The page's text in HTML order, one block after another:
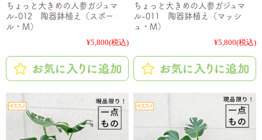
ちょっと大きめの人参ガジュマ
ル-012 陶器鉢植え（スポー
ル・M）
¥5,800(税込)
ちょっと大きめの人参ガジュマ
ル-011 陶器鉢植え（マッシ
ュ・M）
¥5,800(税込)